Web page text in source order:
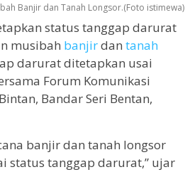
Banjir dan Tanah Longsor.(Foto istimewa)
status tanggap darurat
musibah banjirdan tanah
darurat ditetapkan usai
Forum Komunikasi
Bandar Seri Bentan,
banjir dan tanah longsor
status tanggap darurat,” ujar